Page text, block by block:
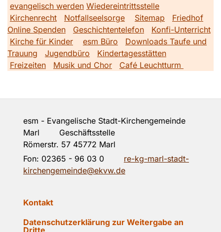
evangelisch werden Wiedereintrittsstelle
Kirchenrecht
Notfallseelsorge Sitemap
Friedhof
Online Spenden
Geschichtentelefon
Konfi-Unterricht
Kirche für Kinder
esm Büro
Downloads Taufe und
Trauung
Jugendbüro
Kindertagesstätten
Freizeiten
Musik und Chor Café Leuchtturm
esm - Evangelische Stadt-Kirchengemeinde
Marl Geschäftsstelle
Römerstr. 57 45772 Marl
Fon: 02365 - 96 03 0
re-kg-marl-stadt-
kirchengemeinde@ekvw.de
Kontakt
Datenschutzerklärung zur Weitergabe an